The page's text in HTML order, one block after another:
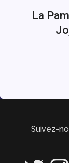
La
Suivez-
Twitter